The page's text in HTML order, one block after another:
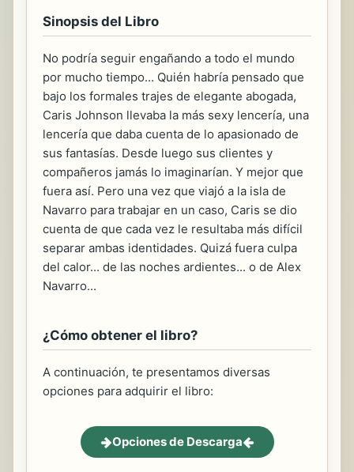
Sinopsis del Libro
No podría seguir engañando a todo el mundo
por mucho tiempo... Quién habría pensado que
bajo los formales trajes de elegante abogada,
Caris Johnson llevaba la más sexy lencería, una
lencería que daba cuenta de lo apasionado de
sus fantasías. Desde luego sus clientes y
compañeros jamás lo imaginarían. Y mejor que
fuera así. Pero una vez que viajó a la isla de
Navarro para trabajar en un caso, Caris se dio
cuenta de que cada vez le resultaba más difícil
separar ambas identidades. Quizá fuera culpa
del calor... de las noches ardientes... o de Alex
Navarro...
¿Cómo obtener el libro?
A continuación, te presentamos diversas
opciones para adquirir el libro:
Opciones de Descarga